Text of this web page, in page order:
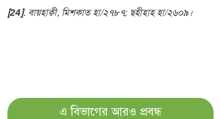
[24]. বায়হাক্বী, মিশকাত হা/২৭৮৭; ছহীহাহ হা/২৬০৯।
এ বিভাগের আরও প্রবন্ধ